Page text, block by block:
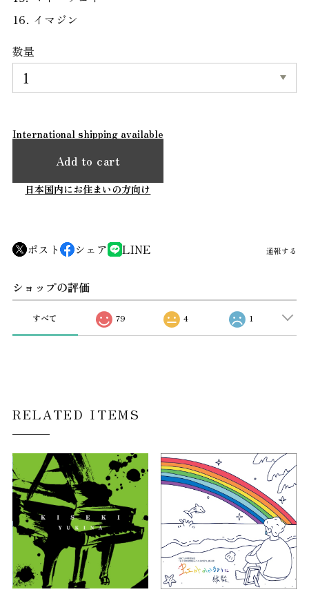
16. イマジン
数量
International shipping available
Add to cart
日本国内にお住まいの方向け
ポスト シェア LINE 通報する
ショップの評価
すべて 79 4 1
RELATED ITEMS